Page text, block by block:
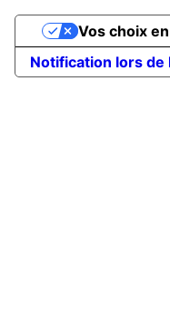
Notification lors de
Vos choix